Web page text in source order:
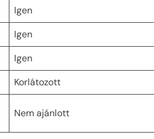
Igen
Igen
Igen
Korlátozott
Nem ajánlott